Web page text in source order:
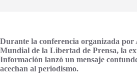
Durante la conferencia organizada por
Mundial de la Libertad de Prensa, la
Información lanzó un mensaje
acechan al periodismo.